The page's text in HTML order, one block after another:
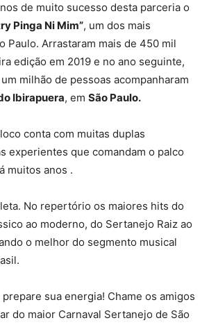
de muito sucesso desta parceria o
Pinga Ni Mim”, um dos mais
Paulo. Arrastaram mais de 450 mil
edição em 2019 e no ano seguinte,
milhão de pessoas acompanharam
Ibirapuera, em São Paulo.
conta com muitas duplas
experientes que comandam o palco
muitos anos .
No repertório os maiores hits do
ao moderno, do Sertanejo Raiz ao
o melhor do segmento musical
sua energia! Chame os amigos
do maior Carnaval Sertanejo de São